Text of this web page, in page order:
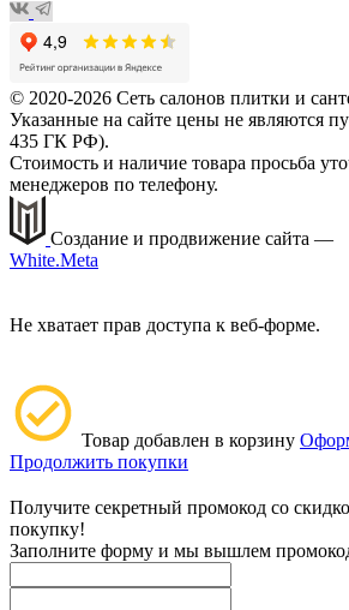
© 2020-2026 Сеть салонов плитки и
Указанные на сайте цены не являются
435 ГК РФ).
Стоимость и наличие товара просьба
менеджеров по телефону.
Создание и продвижение сайта —
White.Meta
Не хватает прав доступа к веб-форме.
Товар добавлен в корзину
Продолжить покупки
Получите секретный промокод со
покупку!
Заполните форму и мы вышлем